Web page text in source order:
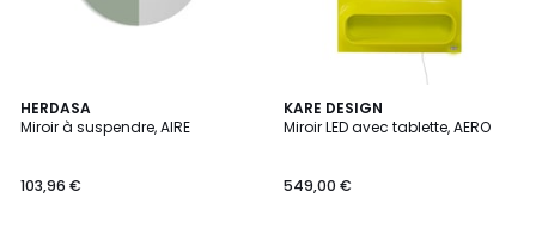
HERDASA
Miroir à suspendre, AIRE
103,96 €
4,8
/ 5
8
Couleurs
KARE DESIGN
Miroir LED avec tablette, AERO
549,00 €
4
Couleurs